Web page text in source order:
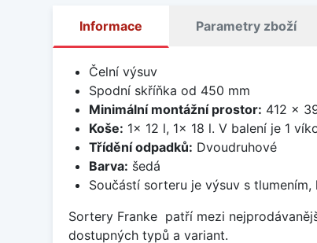
Informace Parametry zboží
Čelní výsuv
Spodní skříňka od 450 mm
Minimální montážní prostor: 412 x
Koše: 1x 12 l, 1x 18 l. V balení je 1
Třídění odpadků: Dvoudruhové
Barva: šedá
Součástí sorteru je výsuv s
Sortery Franke patří mezi
dostupných typů a variant.